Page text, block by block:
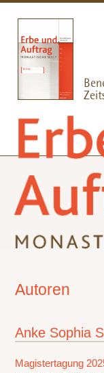
Autoren
Anke Sophia
Magistertagung